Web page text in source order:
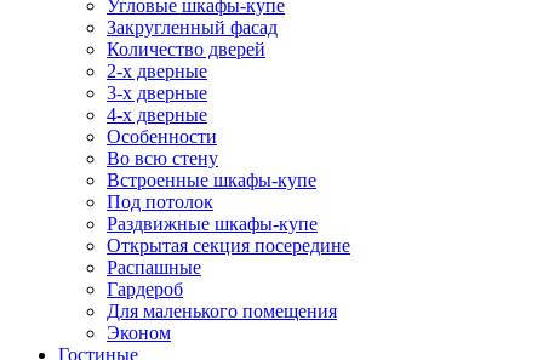
Угловые шкафы-купе
Закругленный фасад
Количество дверей
2-х дверные
3-х дверные
4-х дверные
Особенности
Во всю стену
Встроенные шкафы-купе
Под потолок
Раздвижные шкафы-купе
Открытая секция посередине
Распашные
Гардероб
Для маленького помещения
Эконом
Гостиные